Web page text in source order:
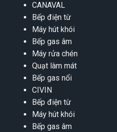
CANAVAL
Bếp điện từ
Máy hút khói
Bếp gas âm
Máy rửa chén
Quạt làm mát
Bếp gas nổi
CIVIN
Bếp điện từ
Máy hút khói
Bếp gas âm